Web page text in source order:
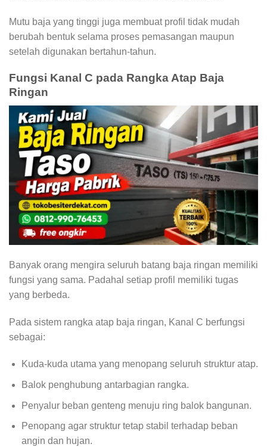
Mutu baja yang tinggi juga membuat profil tidak mudah
berubah bentuk selama proses pemasangan maupun
setelah digunakan bertahun-tahun.
Fungsi Kanal C pada Rangka Atap Baja
Ringan
Banyak orang mengira seluruh batang baja ringan memiliki
fungsi yang sama. Padahal setiap profil memiliki tugas
yang berbeda.
Pada sistem rangka atap baja ringan, Kanal C berfungsi
sebagai:
Kuda-kuda utama yang menopang seluruh struktur atap.
Balok penghubung antarbagian rangka.
Penyalur beban genteng menuju ring balok bangunan.
Penopang agar struktur tetap stabil terhadap beban
angin dan hujan.